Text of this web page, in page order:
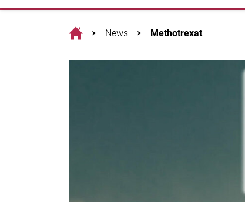
HomeNews Methotrexat